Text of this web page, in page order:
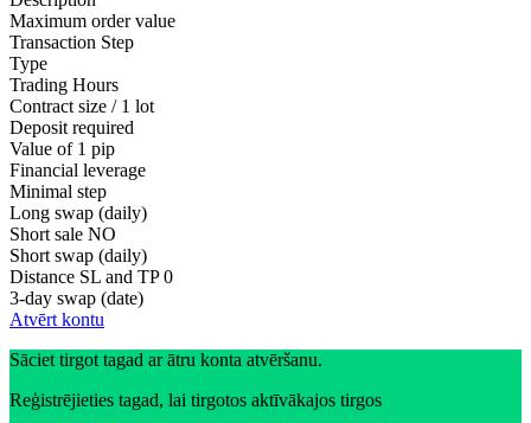
Maximum order value
Transaction Step
Type
Trading Hours
Contract size / 1 lot
Deposit required
Value of 1 pip
Financial leverage
Minimal step
Long swap (daily)
Short sale NO
Short swap (daily)
Distance SL and TP 0
3-day swap (date)
Atvērt kontu
Sāciet tirgot tagad ar ātru konta atvēršanu.
Reģistrējieties tagad, lai tirgotos aktīvākajos tirgos